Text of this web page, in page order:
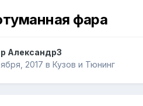
фара
Александр3
2017 в Кузов и Тюнинг